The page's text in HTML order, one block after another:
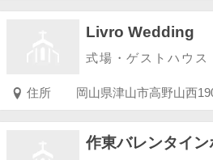
Livro Wedding
式場・ゲストハウス
住所 岡山県津山市高野山西
作東バレンタイン